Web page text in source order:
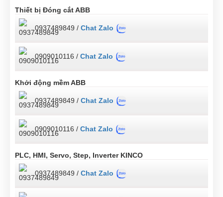
Thiết bị Đóng cắt ABB
0937489849 / Chat Zalo
0909010116 / Chat Zalo
Khởi động mềm ABB
0937489849 / Chat Zalo
0909010116 / Chat Zalo
PLC, HMI, Servo, Step, Inverter KINCO
0937489849 / Chat Zalo